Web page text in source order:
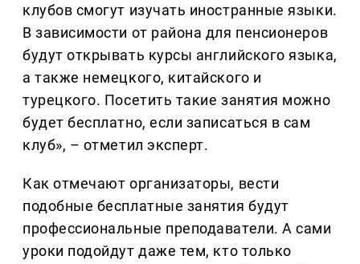
клубов смогут изучать иностранные языки.
В зависимости от района для пенсионеров
будут открывать курсы английского языка,
а также немецкого, китайского и
турецкого. Посетить такие занятия можно
будет бесплатно, если записаться в сам
клуб», – отметил эксперт.
Как отмечают организаторы, вести
подобные бесплатные занятия будут
профессиональные преподаватели. А сами
уроки подойдут даже тем, кто только